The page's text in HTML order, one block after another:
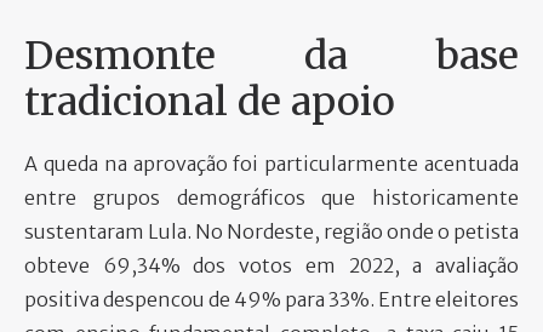
Desmonte da base
tradicional de apoio
A queda na aprovação foi particularmente acentuada
entre grupos demográficos que historicamente
sustentaram Lula. No Nordeste, região onde o petista
obteve 69,34% dos votos em 2022, a avaliação
positiva despencou de 49% para 33%. Entre eleitores